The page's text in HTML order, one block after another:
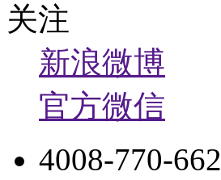
关注
新浪微博
官方微信
4008-770-662